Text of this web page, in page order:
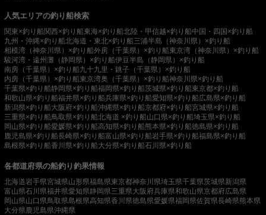
人気エリアの釣り船検索
関東×釣り船関西×釣り船東海×釣り船北陸・甲信越×釣り船中国・四国×釣り船
九州・沖縄×釣り船北海道・東北×釣り船三浦半島（神奈川県）×釣り船
相模湾（神奈川県）×釣り船外房（千葉県）×釣り船東京湾（神奈川県）×釣り船
駿河湾・遠州灘（静岡県）×釣り船伊豆半島（静岡県）×釣り船
南房（千葉県）×釣り船九十九里・銚子（千葉県）×釣り船
内房（千葉県）×釣り船東京湾奥（千葉県）×釣り船神奈川県×釣り船
千葉県×釣り船静岡県×釣り船福岡県×釣り船茨城県×釣り船東京都×釣り船
和歌山県×釣り船福井県×釣り船兵庫県×釣り船愛知県×釣り船広島県×釣り船
新潟県×釣り船大阪府×釣り船沖縄県×釣り船京都府×釣り船宮城県×釣り船
三重県×釣り船鳥取県×釣り船北海道 ×釣り船山口県×釣り船埼玉県×釣り船
岡山県×釣り船愛媛県×釣り船高知県×釣り船熊本県×釣り船徳島県×釣り船
鹿児島県×釣り船長崎県×釣り船富山県×釣り船岩手県×釣り船福島県×釣り船
島根県×釣り船香川県×釣り船大分県×釣り船石川県×釣り船
各都道府県の船釣り釣果情報
北海道岩手県宮城県山形県福島県東京都神奈川県埼玉県千葉県茨城県新潟県
富山県石川県福井県愛知県静岡県三重県大阪府兵庫県和歌山県京都府広島県
岡山県山口県鳥取県島根県高知県香川県徳島県愛媛県福岡県佐賀県長崎県熊本県
大分県 鹿児島県沖縄県